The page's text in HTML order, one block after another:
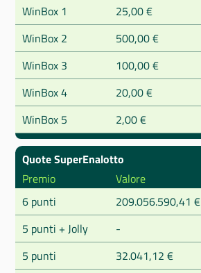
WinBox 1
25,00 €
WinBox 2
500,00 €
WinBox 3
100,00 €
WinBox 4
20,00 €
WinBox 5
2,00 €
Quote SuperEnalotto
Premio
Valore
6 punti
209.056.590,41 €
5 punti + Jolly
-
5 punti
32.041,12 €